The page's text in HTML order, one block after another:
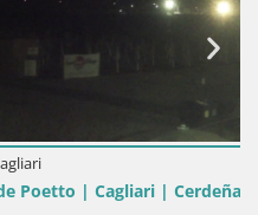
| Cerdeña